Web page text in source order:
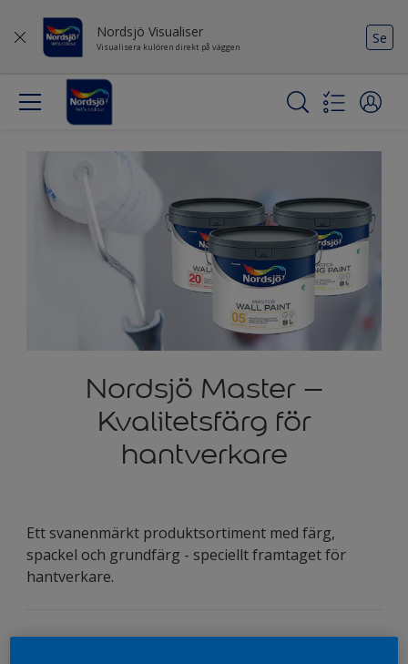
Nordsjö Visualiser
Visualisera kulören direkt på väggen
Se
Nordsjö Master –
Kvalitetsfärg för
hantverkare
Ett svanenmärkt produktsortiment med färg,
spackel och grundfärg - speciellt framtaget för
hantverkare.
Nordsjö Master är ett unikt sortiment med